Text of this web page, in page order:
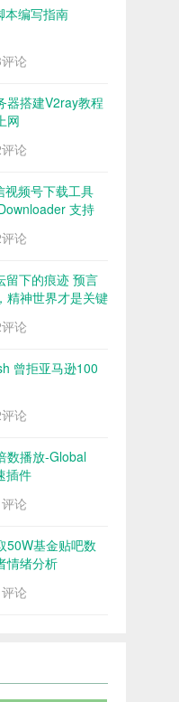
本编写指南
论
器搭建V2ray教程
网
论
视频号下载工具
支持
论
留下的痕迹 预言
精神世界才是关键
论
曾拒亚马逊100
论
数播放-Global
插件
论
50W基金贴吧数
情绪分析
论